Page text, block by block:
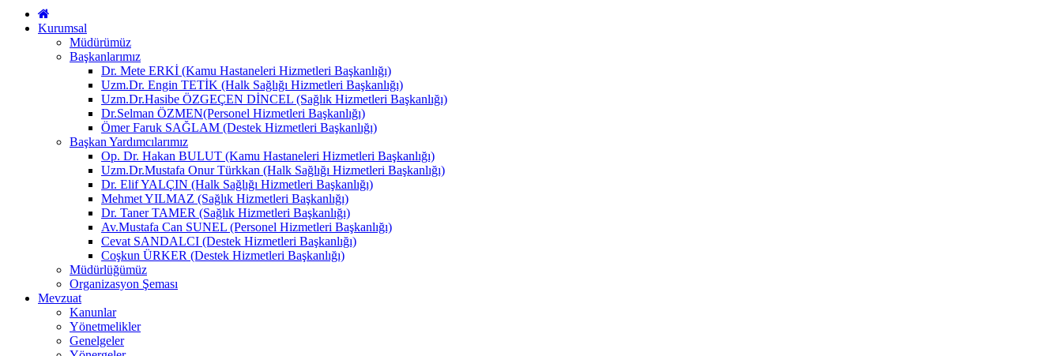
Kurumsal
Müdürümüz
Başkanlarımız
Dr. Mete ERKİ (Kamu Hastaneleri Hizmetleri Başkanlığı)
Uzm.Dr. Engin TETİK (Halk Sağlığı Hizmetleri Başkanlığı)
Uzm.Dr.Hasibe ÖZGEÇEN DİNCEL (Sağlık Hizmetleri Başkanlığı)
Dr.Selman ÖZMEN(Personel Hizmetleri Başkanlığı)
Ömer Faruk SAĞLAM (Destek Hizmetleri Başkanlığı)
Başkan Yardımcılarımız
Op. Dr. Hakan BULUT (Kamu Hastaneleri Hizmetleri Başkanlığı)
Uzm.Dr.Mustafa Onur Türkkan (Halk Sağlığı Hizmetleri Başkanlığı)
Dr. Elif YALÇIN (Halk Sağlığı Hizmetleri Başkanlığı)
Mehmet YILMAZ (Sağlık Hizmetleri Başkanlığı)
Dr. Taner TAMER (Sağlık Hizmetleri Başkanlığı)
Av.Mustafa Can SUNEL (Personel Hizmetleri Başkanlığı)
Cevat SANDALCI (Destek Hizmetleri Başkanlığı)
Coşkun ÜRKER (Destek Hizmetleri Başkanlığı)
Müdürlüğümüz
Organizasyon Şeması
Mevzuat
Kanunlar
Yönetmelikler
Genelgeler